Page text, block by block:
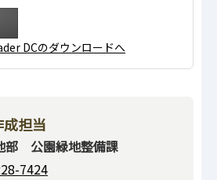
DCのダウンロードへ
担当
公園緑地整備課
7424